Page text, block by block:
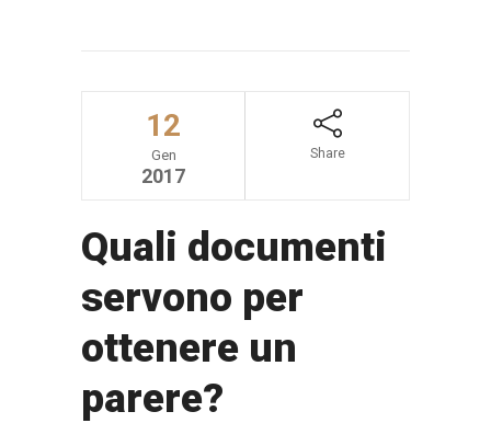
12
Gen
2017
Share
Quali documenti
servono per
ottenere un
parere?